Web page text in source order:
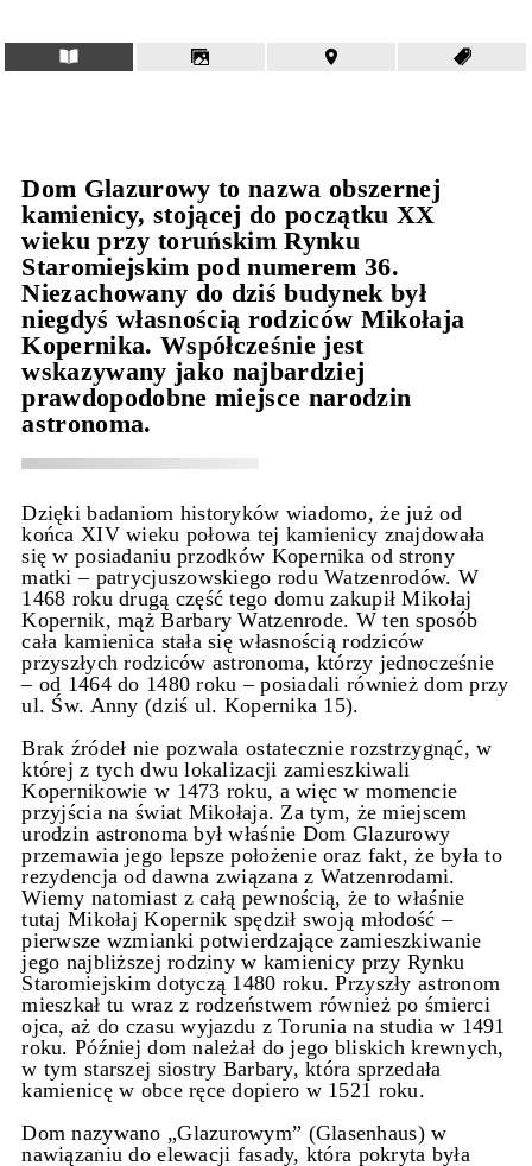
Dom Glazurowy to nazwa obszernej
kamienicy, stojącej do początku XX
wieku przy toruńskim Rynku
Staromiejskim pod numerem 36.
Niezachowany do dziś budynek był
niegdyś własnością rodziców Mikołaja
Kopernika. Współcześnie jest
wskazywany jako najbardziej
prawdopodobne miejsce narodzin
astronoma.
Dzięki badaniom historyków wiadomo, że już od
końca XIV wieku połowa tej kamienicy znajdowała
się w posiadaniu przodków Kopernika od strony
matki – patrycjuszowskiego rodu Watzenrodów. W
1468 roku drugą część tego domu zakupił Mikołaj
Kopernik, mąż Barbary Watzenrode. W ten sposób
cała kamienica stała się własnością rodziców
przyszłych rodziców astronoma, którzy jednocześnie
– od 1464 do 1480 roku – posiadali również dom przy
ul. Św. Anny (dziś ul. Kopernika 15).
Brak źródeł nie pozwala ostatecznie rozstrzygnąć, w
której z tych dwu lokalizacji zamieszkiwali
Kopernikowie w 1473 roku, a więc w momencie
przyjścia na świat Mikołaja. Za tym, że miejscem
urodzin astronoma był właśnie Dom Glazurowy
przemawia jego lepsze położenie oraz fakt, że była to
rezydencja od dawna związana z Watzenrodami.
Wiemy natomiast z całą pewnością, że to właśnie
tutaj Mikołaj Kopernik spędził swoją młodość –
pierwsze wzmianki potwierdzające zamieszkiwanie
jego najbliższej rodziny w kamienicy przy Rynku
Staromiejskim dotyczą 1480 roku. Przyszły astronom
mieszkał tu wraz z rodzeństwem również po śmierci
ojca, aż do czasu wyjazdu z Torunia na studia w 1491
roku. Później dom należał do jego bliskich krewnych,
w tym starszej siostry Barbary, która sprzedała
kamienicę w obce ręce dopiero w 1521 roku.
Dom nazywano „Glazurowym” (Glasenhaus) w
nawiązaniu do elewacji fasady, która pokryta była